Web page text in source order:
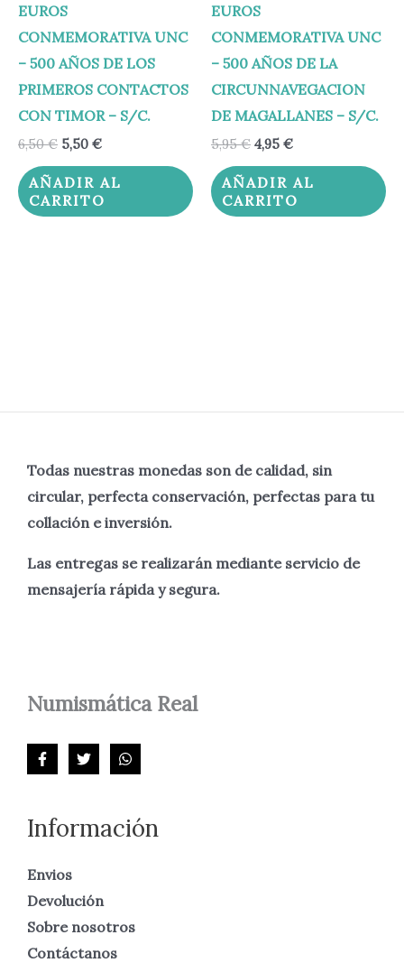
EUROS
CONMEMORATIVA UNC
– 500 AÑOS DE LOS
PRIMEROS CONTACTOS
CON TIMOR – S/C.
6,50€ 5,50 €
AÑADIR AL
CARRITO
EUROS
CONMEMORATIVA UNC
– 500 AÑOS DE LA
CIRCUNNAVEGACION
DE MAGALLANES – S/C.
5,95€ 4,95 €
AÑADIR AL
CARRITO
Todas nuestras monedas son de calidad, sin
circular, perfecta conservación, perfectas para tu
collación e inversión.
Las entregas se realizarán mediante servicio de
mensajería rápida y segura.
NumismáticaReal
Información
Envios
Devolución
Sobre nosotros
Contáctanos